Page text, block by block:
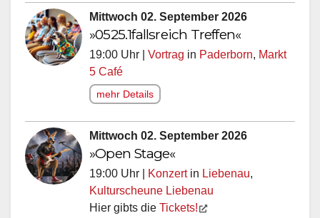
Mittwoch 02. September 2026
»0525.1fallsreich Treffen«
19:00 Uhr | Vortrag in Paderborn, Markt
5 Café
mehr Details
Mittwoch 02. September 2026
»Open Stage«
19:00 Uhr | Konzertin Liebenau,
Kulturscheune Liebenau
Hier gibts die Tickets!